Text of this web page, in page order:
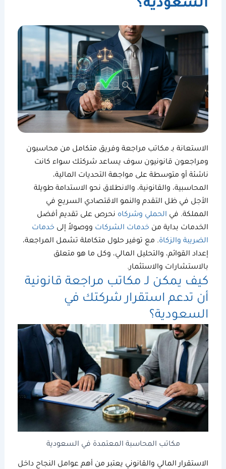
السعودية؟
الاستعانة بـ مكاتب مراجعةوفريق متكامل من محاسبون
ومراجعون قانونيون سوف يساعد شركتك سواء كانت
ناشئة أو متوسطة على مواجهة التحديات المالية،
المحاسبية، والقانونية، والانطلاق نحو الاستدامة طويلة
الأجل في ظل التقدم والنمو الاقتصادي السريع في
المملكة. في الحملي وشركاه نحرص على تقديم أفضل
الخدمات بداية من خدمات الشركات ووصولاً إلى خدمات
الضريبة والزكاة. مع توفير حلول متكاملة تشمل المراجعة،
إعداد القوائم، والتحليل المالي، وكل ما هو متعلق
بالاستشارات والاستثمار.
كيف يمكن لـ مكاتب مراجعةقانونية
أن تدعم استقرار شركتك في
السعودية؟
مكاتب المحاسبة المعتمدة في السعودية
الاستقرار المالي والقانوني يعتبر من أهم عوامل النجاح داخل